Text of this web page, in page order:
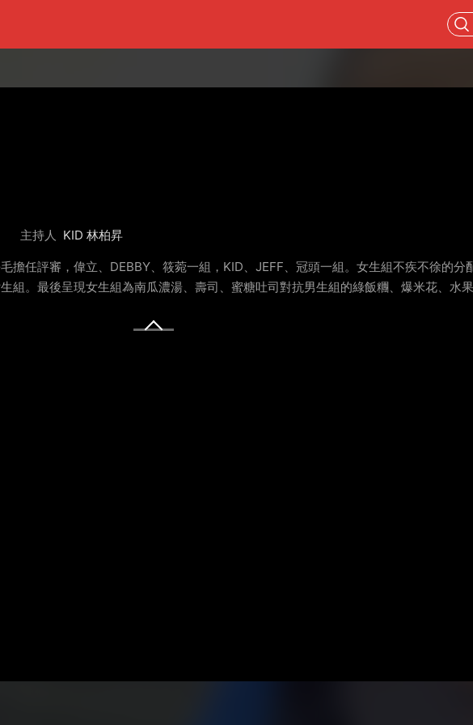
主持人 KID 林柏昇
擔任評審，偉立、DEBBY、筱菀一組，KID、JEFF、冠頭一組。女生組不疾不徐的分
組。最後呈現女生組為南瓜濃湯、壽司、蜜糖吐司對抗男生組的綠飯糰、爆米花、水